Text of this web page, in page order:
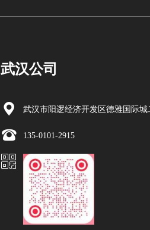
武汉公司
武汉市阳逻经济开发区德雅国际城
135-0101-2915